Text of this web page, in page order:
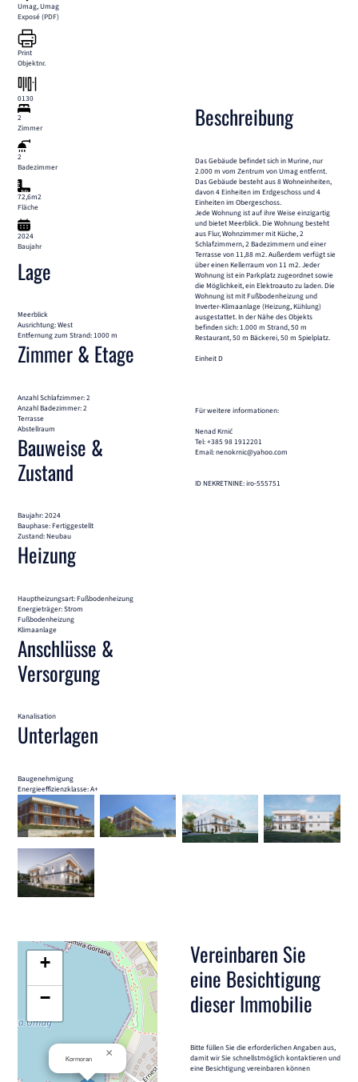
Umag, Umag
Exposé (PDF)
Print
Objektnr.
0130
2
Zimmer
2
Badezimmer
72,6m2
Fläche
2024
Baujahr
Lage
Meerblick
Ausrichtung: West
Entfernung zum Strand: 1000 m
Zimmer & Etage
Anzahl Schlafzimmer: 2
Anzahl Badezimmer: 2
Terrasse
Abstellraum
Bauweise &
Zustand
Baujahr: 2024
Bauphase: Fertiggestellt
Zustand: Neubau
Heizung
Hauptheizungsart: Fußbodenheizung
Energieträger: Strom
Fußbodenheizung
Klimaanlage
Anschlüsse &
Versorgung
Kanalisation
Unterlagen
Baugenehmigung
Energieeffizienzklasse: A+
Beschreibung
Das Gebäude befindet sich in Murine, nur
2.000 m vom Zentrum von Umag entfernt.
Das Gebäude besteht aus 8 Wohneinheiten,
davon 4 Einheiten im Erdgeschoss und 4
Einheiten im Obergeschoss.
Jede Wohnung ist auf ihre Weise einzigartig
und bietet Meerblick. Die Wohnung besteht
aus Flur, Wohnzimmer mit Küche, 2
Schlafzimmern, 2 Badezimmern und einer
Terrasse von 11,88 m2. Außerdem verfügt sie
über einen Kellerraum von 11 m2. Jeder
Wohnung ist ein Parkplatz zugeordnet sowie
die Möglichkeit, ein Elektroauto zu laden. Die
Wohnung ist mit Fußbodenheizung und
Inverter-Klimaanlage (Heizung, Kühlung)
ausgestattet. In der Nähe des Objekts
befinden sich: 1.000 m Strand, 50 m
Restaurant, 50 m Bäckerei, 50 m Spielplatz.
Einheit D
Für weitere informationen:
Nenad Krnić
Tel: +385 98 1912201
Email: nenokrnic@yahoo.com
ID NEKRETNINE: iro-555751
Kormoran ×
+
−
Vereinbaren Sie
eine Besichtigung
dieser Immobilie
Bitte füllen Sie die erforderlichen Angaben aus,
damit wir Sie schnellstmöglich kontaktieren und
eine Besichtigung vereinbaren können